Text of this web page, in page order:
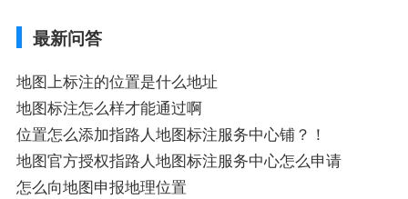
最新问答
地图上标注的位置是什么地址
地图标注怎么样才能通过啊
位置怎么添加指路人地图标注服务中心铺？！
地图官方授权指路人地图标注服务中心怎么申请
怎么向地图申报地理位置